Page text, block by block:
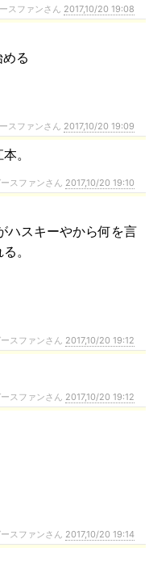
スファンさん 2017,10/20 19:08
る
スファンさん 2017,10/20 19:09
。
スファンさん 2017,10/20 19:10
ハスキーやから何を言
。
スファンさん 2017,10/20 19:12
スファンさん 2017,10/20 19:12
スファンさん 2017,10/20 19:14